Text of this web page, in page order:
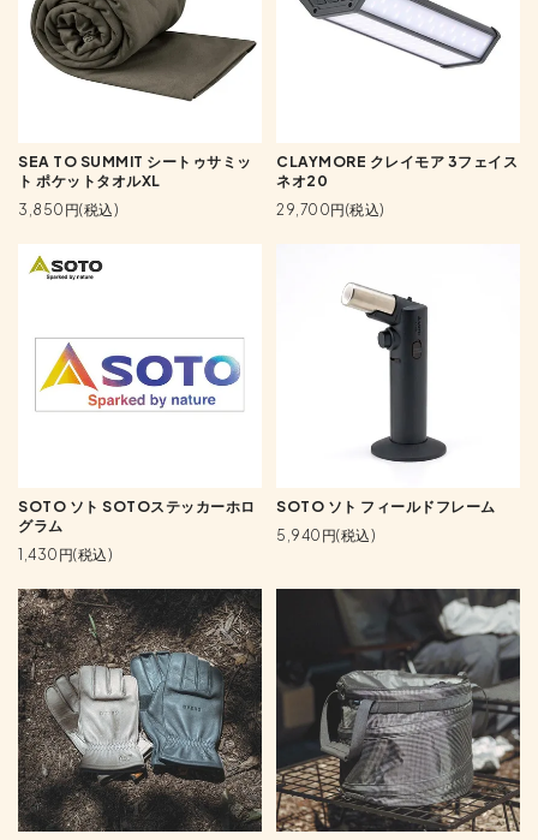
SEA TO SUMMIT シートゥサミッ
ト ポケットタオルXL
3,850円(税込)
CLAYMORE クレイモア 3フェイス
ネオ20
29,700円(税込)
SOTO ソト SOTOステッカーホロ
グラム
1,430円(税込)
SOTO ソト フィールドフレーム
5,940円(税込)